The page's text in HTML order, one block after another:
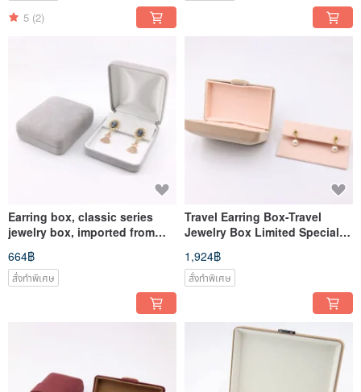
5 (2)
Earring box, classic series
jewelry box, imported from
Japan
664฿
สั่งทำพิเศษ
Travel Earring Box-Travel
Jewelry Box Limited Special
Edition
1,924฿
สั่งทำพิเศษ